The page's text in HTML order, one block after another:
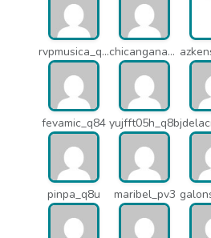
rvpmusica_q7i chicangana01x_q7o
fevamic_q84 yujfft05h_q8b
pinpa_q8u maribel_pv3